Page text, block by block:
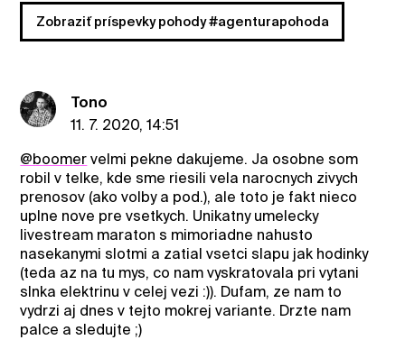
Zobraziť príspevky pohody #agenturapohoda
Tono
11. 7. 2020, 14:51
@boomer velmi pekne dakujeme. Ja osobne som
robil v telke, kde sme riesili vela narocnych zivych
prenosov (ako volby a pod.), ale toto je fakt nieco
uplne nove pre vsetkych. Unikatny umelecky
livestream maraton s mimoriadne nahusto
nasekanymi slotmi a zatial vsetci slapu jak hodinky
(teda az na tu mys, co nam vyskratovala pri vytani
slnka elektrinu v celej vezi :)). Dufam, ze nam to
vydrzi aj dnes v tejto mokrej variante. Drzte nam
palce a sledujte ;)